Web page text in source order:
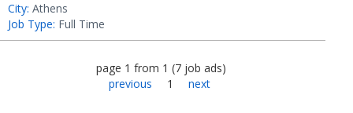
City: Athens
Job Type: Full Time
page 1 from 1 (7 job ads)
previous
1 next